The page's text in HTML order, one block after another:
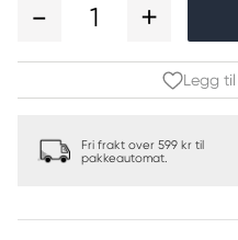
1
Legg
Fri frakt over 599 kr til
pakkeautomat.